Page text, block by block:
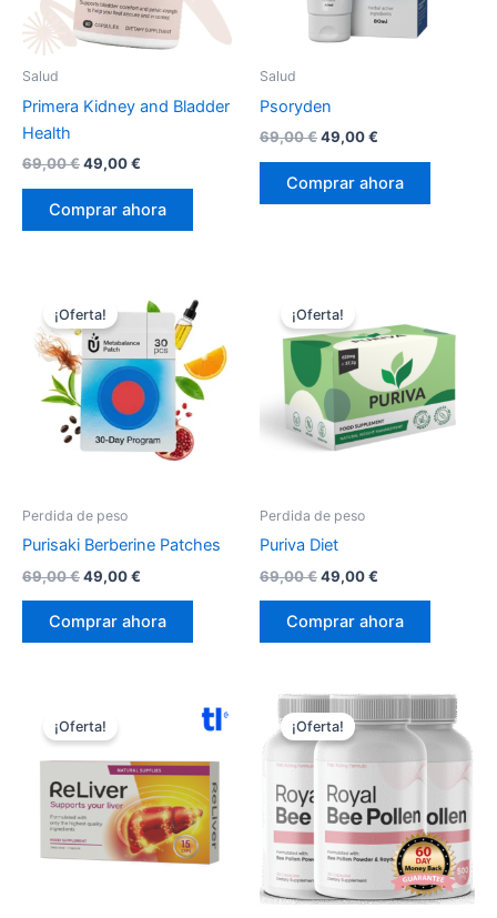
Salud
Primera Kidney and Bladder
Health
69,00€El
original
era:
49,00€
es:
Comprar ahora
Salud
Psoryden
69,00€El
original
era:
49,00€
es:
Comprar ahora
¡Oferta!
Perdida de peso
Purisaki Berberine Patches
69,00€El
original
era:
49,00€
es:
Comprar ahora
¡Oferta!
Perdida de peso
Puriva Diet
69,00€El
original
era:
49,00€
es:
Comprar ahora
¡Oferta! ¡Oferta!